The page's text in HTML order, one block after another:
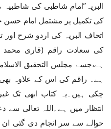
البریہ”امام شاطبی کی
کی تکمیل پر مشتمل امام
اتحاف البریہ کی اردو شرح
کی سعادت راقم (قاری
ہے،جسے مجلس التحقیق
ہے۔ راقم کی اس کے علاوہ
چکی ہیں۔یہ کتاب ابھی تک
انتظار میں ہے۔اللہ تعالی سے
حوالے سے سر انجام دی گئی ان